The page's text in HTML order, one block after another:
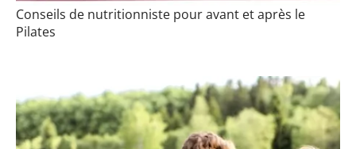
Conseils de nutritionniste pour avant et après le
Pilates